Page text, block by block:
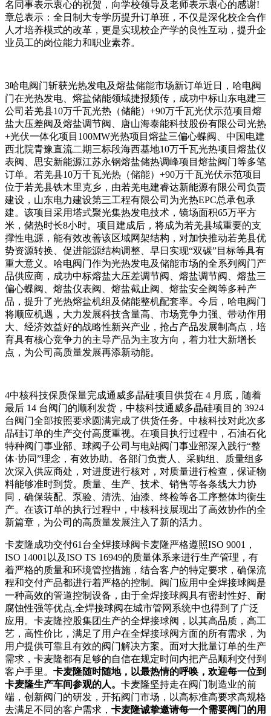
名同事表示衷心的祝贺，向学校领导及老师表示衷心的感谢!
章总表示：全日制大专学历提升订单班，不仅是深化校企合作
人才培养模式的改革，更是实现校企产学的良性互动，提升企
业员工的岗位能力和职业素养。
3哈电阀门斩获光热发电及熔盐储能市场新订单近日，哈电阀
门在光热发电、熔盐储能领域捷报频传，成功中标山东电建三
公司若羌县10万千瓦光热（储能）+90万千瓦光伏示范项目熔
盐大压差阀及熔盐调节阀、唐山海泰能科技股份有限公司光热
+光伏一体化项目100MW光热项目熔盐三偏心蝶阀、中国电建
西北院青豫直流二期三标段海西基地10万千瓦光热项目熔盐仪
表阀、思安新能源江苏永钢熔盐储热调峰项目熔盐阀门等多笔
订单。若羌县10万千瓦光热（储能）+90万千瓦光伏示范项目
位于若羌县铁木里克乡，由若羌电建睿达新能源有限公司负责
建设，山东电力建设第三工程有限公司为光热EPC总承包承
建。该项目采用塔式聚光集热发电技术，镜场面积65万平方
米，储热时长8小时。项目建成后，将成为若羌县域重要的支
撑性电源，能有效改善该区域网架结构，对加快推动若羌县优
势资源转换、促进能源结构调整、早日实现“双碳”目标等具有
重大意义。哈电阀门作为光热发电及储能市场的全系列阀门产
品供应商，成功中标熔盐大压差调节阀、熔盐调节阀、熔盐三
偏心蝶阀、熔盐仪表阀、熔盐截止阀、熔盐安全阀等多种产
品，提升了光热熔盐机组及储能整机配套率。今后，哈电阀门
将顺应机遇，大力发展科技含量高、市场竞争力强、带动作用
大、经济效益好的战略性新兴产业，抢占产品发展制高点，培
育具有核心竞争力的主导产品为主攻方向，着力壮大新增长
点，为公司高质量发展再添新动能。
4中核科技保质保量完成通威多晶硅项目供货在 4 月底，随着
最后 14 台阀门的顺利发货，中核科技通威多晶硅项目的 3924
台阀门全部按照要求圆满完成了供货任务。中核科技对此次多
晶硅订单的生产交付高度重视。在项目执行过程中，石油石化
特种阀门事业部、球阀子公司与电站阀门事业部深入践行“整
体·协同”理念，有效协助。各部门负责人、采购组、质量组多
次深入供应商处，对进度进行核对，对质量进行检查，保证物
料能够准时到货。质量、生产、技术、销售等各条线大力协
同，确保装配、泵验、清洗、油漆、终检等各工序整体均衡生
产。在该订单的执行过程中，中核科技展现出了高效协作的全
新篇章，为公司的高质量发展注入了新的活力。
卡麦隆成功交付61台全焊接球阀卡麦隆严格遵照ISO 9001，
ISO 14001以及ISO TS 16949的质量体系来进行生产管理，有
着严格的质量和环境管控措施，结合客户的特定要求，确保流
程和交付产品都进行着严格的控制。 阀门应用中全焊接球阀是
一种高效的管道控制设备，由于全焊接球阀具有密封性好、耐
腐蚀性强等优点,全焊接球阀在城市管网系统中也得到了广泛
应用。卡麦隆控股集团生产的全焊接球阀，以其高品质，高工
艺，高性价比，满足了用户在全焊接球阀方面的所有需求，为
用户提供可靠且有效的阀门解决方案。面对大批量订单的生产
需求，卡麦隆都有足够的自信在规定时间内把产品顺利交付到
客户手里。 卡麦隆随时随地，以最热情的呼唤，欢迎每一位到
卡麦隆生产车间参观的人。 卡麦隆坚持走在阀门制造业的前
端，创新阀门的研发，开拓阀门市场，以高标准高要求高规格
去满足不同的客户需求， 卡麦隆诚挚邀请每一个需要阀门的用